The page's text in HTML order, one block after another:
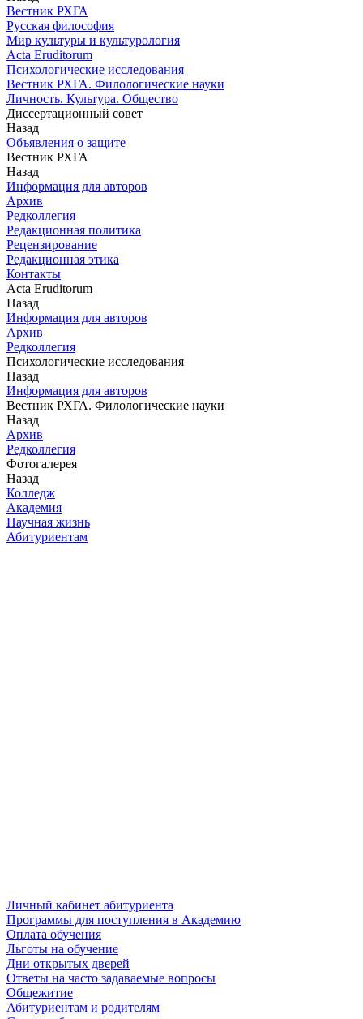
Вестник РХГА
Русская философия
Мир культуры и культурология
Acta Eruditorum
Психологические исследования
Вестник РХГА. Филологические науки
Личность. Культура. Общество
Диссертационный совет
Назад
Объявления о защите
Вестник РХГА
Назад
Информация для авторов
Архив
Редколлегия
Редакционная политика
Рецензирование
Редакционная этика
Контакты
Acta Eruditorum
Назад
Информация для авторов
Архив
Редколлегия
Психологические исследования
Назад
Информация для авторов
Вестник РХГА. Филологические науки
Назад
Архив
Редколлегия
Фотогалерея
Назад
Колледж
Академия
Научная жизнь
Абитуриентам
Личный кабинет абитуриента
Программы для поступления в Академию
Оплата обучения
Льготы на обучение
Дни открытых дверей
Ответы на часто задаваемые вопросы
Общежитие
Абитуриентам и родителям